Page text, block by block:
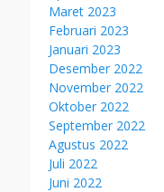
Maret 2023
Februari 2023
Januari 2023
Desember 2022
November 2022
Oktober 2022
September 2022
Agustus 2022
Juli 2022
Juni 2022